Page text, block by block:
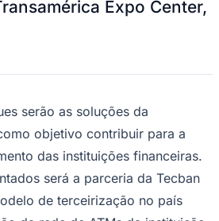
serão as soluções da
das instituições financeiras.
será a parceria da Tecban
de terceirização no país
da rede de ATMs da instituição.
de novos equipamentos